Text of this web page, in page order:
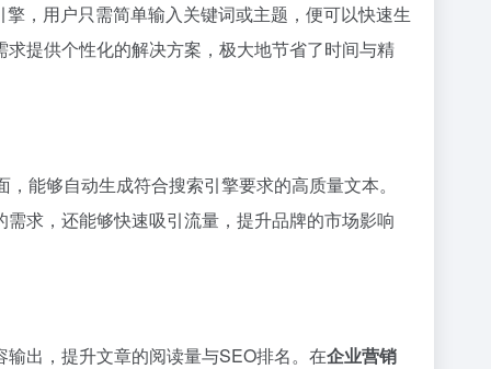
，用户只需简单输入关键词或主题，便可以快速生
提供个性化的解决方案，极大地节省了时间与精
，能够自动生成符合搜索引擎要求的高质量文本。
求，还能够快速吸引流量，提升品牌的市场影响
出，提升文章的阅读量与SEO排名。在企业营销